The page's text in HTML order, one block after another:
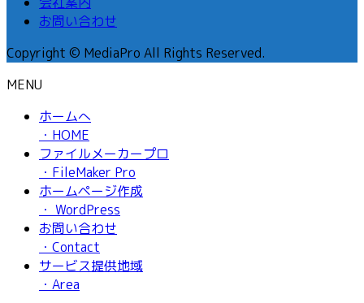
お問い合わせ
Copyright © MediaPro All Rights Reserved.
MENU
ホームへ
・HOME
ファイルメーカープロ
・FileMaker Pro
ホームページ作成
・ WordPress
お問い合わせ
・Contact
サービス提供地域
・Area